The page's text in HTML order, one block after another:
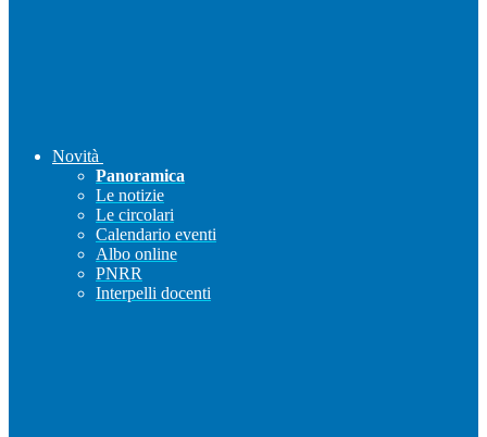
Novità
Panoramica
Le notizie
Le circolari
Calendario eventi
Albo online
PNRR
Interpelli docenti